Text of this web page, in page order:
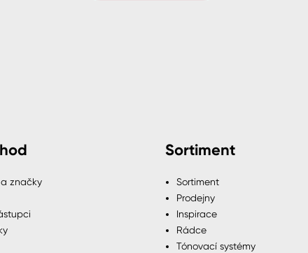
značky
Sortiment
Sortiment
Prodejny
Inspirace
Rádce
Tónovací systémy